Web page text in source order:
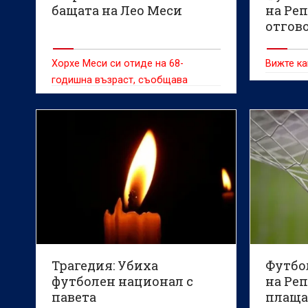
бащата на Лео Меси
Хорхе Меси си отиде на 68-
годишна възраст, съобщава
вестник "Infobae"
на
Вижте
Трагедия: Убиха
футболен национал с
павета
на